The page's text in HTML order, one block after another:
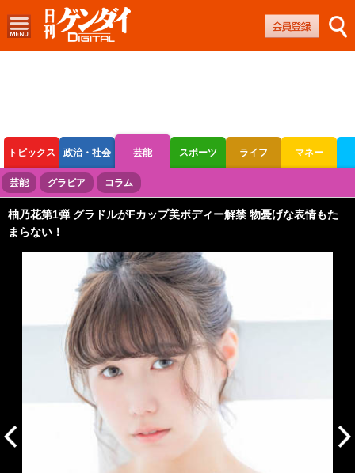
トピックス 政治・社会 芸能 スポーツ ライフ マネー
ボートレース 競輪 オートレース
芸能 グラビア コラム
柚乃花第1弾 グラドルがFカップ美ボディー解禁 物憂げな表情もた
まらない！